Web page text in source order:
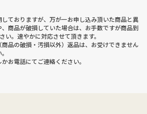
ておりますが、万が一お申し込み頂いた商品と異
商品が破損していた場合は、お手数ですが商品到
い。速やかに対応させて頂きます。
品の破損・汚損以外）返品は、お受けできません
お電話にてご連絡ください。